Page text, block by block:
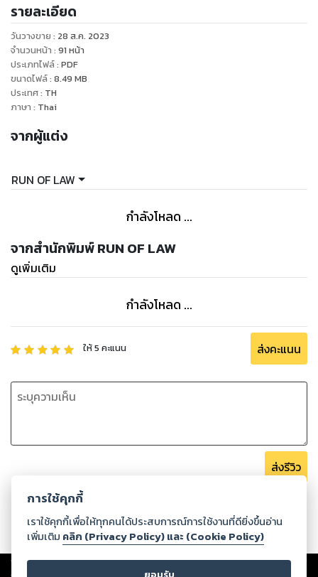
พระราชบัญญัติการจัดสรรที่ดิน พ.ศ. ๒๕๔๓
พระราชบัญญัติจัดรูปที่ดินเพื่อพัฒนาพื้นที่ พ.ศ. ๒๕๔๗
พระราชบัญญัติพัฒนาที่ดิน พ.ศ. ๒๕๕๑
รายละเอียด
วันวางขาย : 28 ส.ค. 2023
จำนวนหน้า : 91 หน้า
ประเภทไฟล์: PDF
ขนาดไฟล์: 8.49 MB
ประเทศ: TH
ภาษา : Thai
จากผู้แต่ง
RUN OF LAW
กำลังโหลด ...
จากสำนักพิมพ์ RUN OF LAW
ดูเพิ่มเติม
กำลังโหลด ...
ให้5 คะแนน ส่งคะแนน
ส่งรีวิว
Copyright ©2026Storylog Co., Ltd. - สตอรี่ล็อกขอสงวนสิทธิ์ไม่รับผิดชอบ
การใช้คุกกี้
เราใช้คุกกี้เพื่อให้ทุกคนได้ประสบการณ์การใช้งานที่ดียิ่งขึ้นอ่าน
เพิ่มเติม คลิก (Privacy Policy) และ (Cookie Policy)